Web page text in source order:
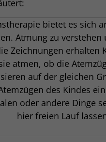
bietet es sich
Atmung zu
Zeichnungen erhalten
atmen, ob die
auf der gleichen
des Kindes
oder andere Dinge
hier freien Lauf